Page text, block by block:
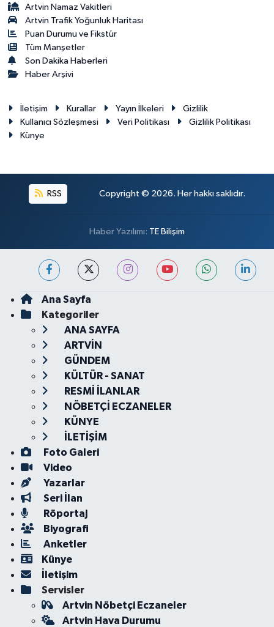
Artvin Namaz Vakitleri
Artvin Trafik Yoğunluk Haritası
Puan Durumu ve Fikstür
Tüm Manşetler
Son Dakika Haberleri
Haber Arşivi
İletişim Kurallar Yayın İlkeleri
Gizlilik
Kullanıcı Sözleşmesi
Veri Politikası
Gizlilik Politikası
Künye
RSS Copyright © 2026. Her hakkı saklıdır.
Haber Yazılımı: TE Bilişim
Ana Sayfa
Kategoriler
ANA SAYFA
ARTVİN
GÜNDEM
KÜLTÜR - SANAT
RESMİ İLANLAR
NÖBETÇİ ECZANELER
KÜNYE
İLETİŞİM
Foto Galeri
Video
Yazarlar
Seri İlan
Röportaj
Biyografi
Anketler
Künye
İletişim
Servisler
Artvin Nöbetçi Eczaneler
Artvin Hava Durumu